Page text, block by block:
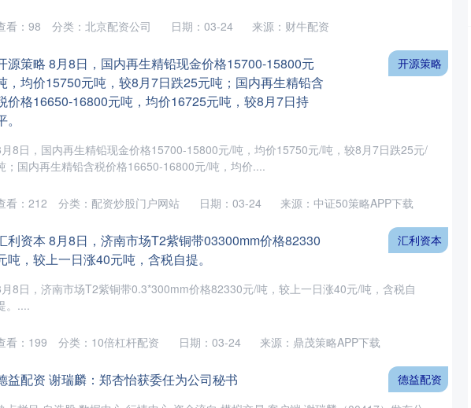
日期：03-24 来源：财牛配资
看： 98 分类： 北京配资公司
源策略 8月8日，国内再生精铅现金价格15700-15800元
，均价15750元吨，较8月7日跌25元吨；国内再生精铅含
价格16650-16800元吨，均价16725元吨，较8月7日持
。
8日，国内再生精铅现金价格15700-15800元/吨，均价15750元/吨，较8月7日跌25元/
；国内再生精铅含税价格16650-16800元/吨，均价....
开源策略
日期：03-24 来源：中证50策略APP下载
看： 212 分类： 配资炒股门户网站
利资本 8月8日，济南市场T2紫铜带03300mm价格82330
吨，较上一日涨40元吨，含税自提。
8日，济南市场T2紫铜带0.3*300mm价格82330元/吨，较上一日涨40元/吨，含税自
。....
汇利资本
日期：03-24 来源：鼎茂策略APP下载
看： 199 分类： 10倍杠杆配资
益配资 谢瑞麟：郑杏怡获委任为公司秘书 德益配资